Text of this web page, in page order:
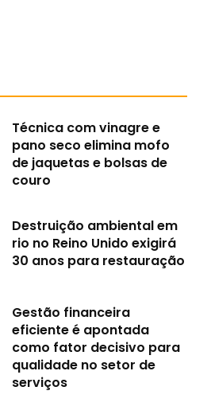
Técnica com vinagre e
pano seco elimina mofo
de jaquetas e bolsas de
couro
Destruição ambiental em
rio no Reino Unido exigirá
30 anos para restauração
Gestão financeira
eficiente é apontada
como fator decisivo para
qualidade no setor de
serviços